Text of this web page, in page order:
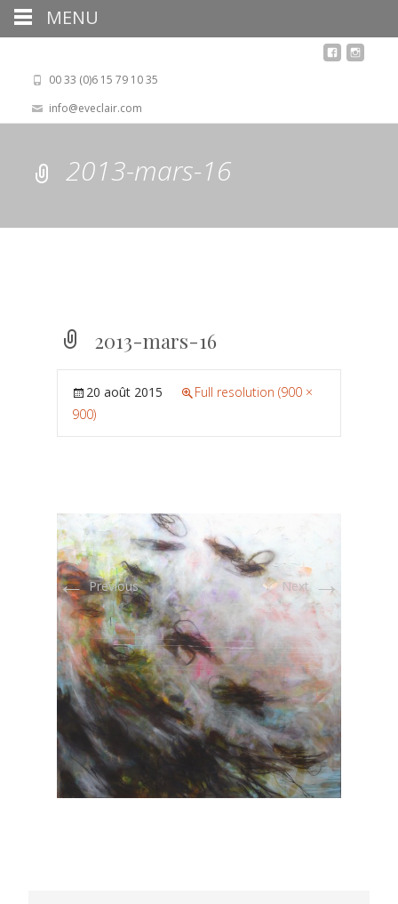
00 33 (0)6 15 79 10 35
info@eveclair.com
2013-mars-16
2013-mars-16
20 août 2015
Full resolution (900 ×
900)
←Previous Next→
MENU